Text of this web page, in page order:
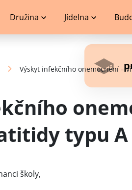
Družina Jídelna
Výskyt infekčního onemocnění –
typu A
školy,